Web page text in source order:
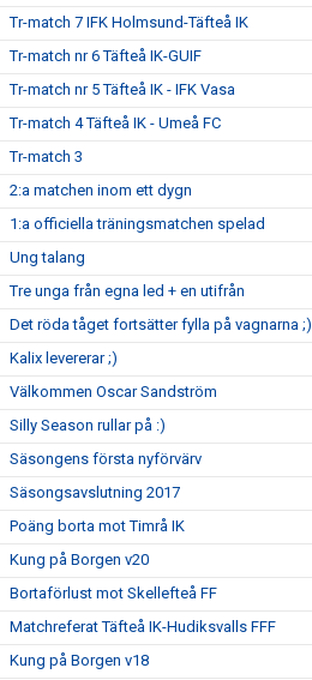
Tr-match 7 IFK Holmsund-Täfteå IK
Tr-match nr 6 Täfteå IK-GUIF
Tr-match nr 5 Täfteå IK - IFK Vasa
Tr-match 4 Täfteå IK - Umeå FC
Tr-match 3
2:a matchen inom ett dygn
1:a officiella träningsmatchen spelad
Ung talang
Tre unga från egna led + en utifrån
Det röda tåget fortsätter fylla på vagnarna ;)
Kalix levererar ;)
Välkommen Oscar Sandström
Silly Season rullar på :)
Säsongens första nyförvärv
Säsongsavslutning 2017
Poäng borta mot Timrå IK
Kung på Borgen v20
Bortaförlust mot Skellefteå FF
Matchreferat Täfteå IK-Hudiksvalls FFF
Kung på Borgen v18